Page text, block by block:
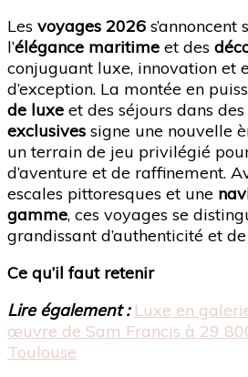
Les voyages 2026 s’annoncent
l’élégance maritime et des
conjuguant luxe, innovation et
d’exception. La montée en
de luxe et des séjours dans des
exclusives signe une nouvelle
un terrain de jeu privilégié
d’aventure et de raffinement.
escales pittoresques et une
gamme, ces voyages se
grandissant d’authenticité et
Ce qu’il faut retenir
Lire également : Luxe en
œuvre de Sam Francis à 29
Toulouse